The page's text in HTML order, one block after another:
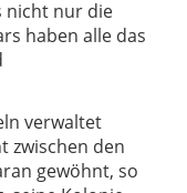
nicht nur die
haben alle das
verwaltet
zwischen den
gewöhnt, so